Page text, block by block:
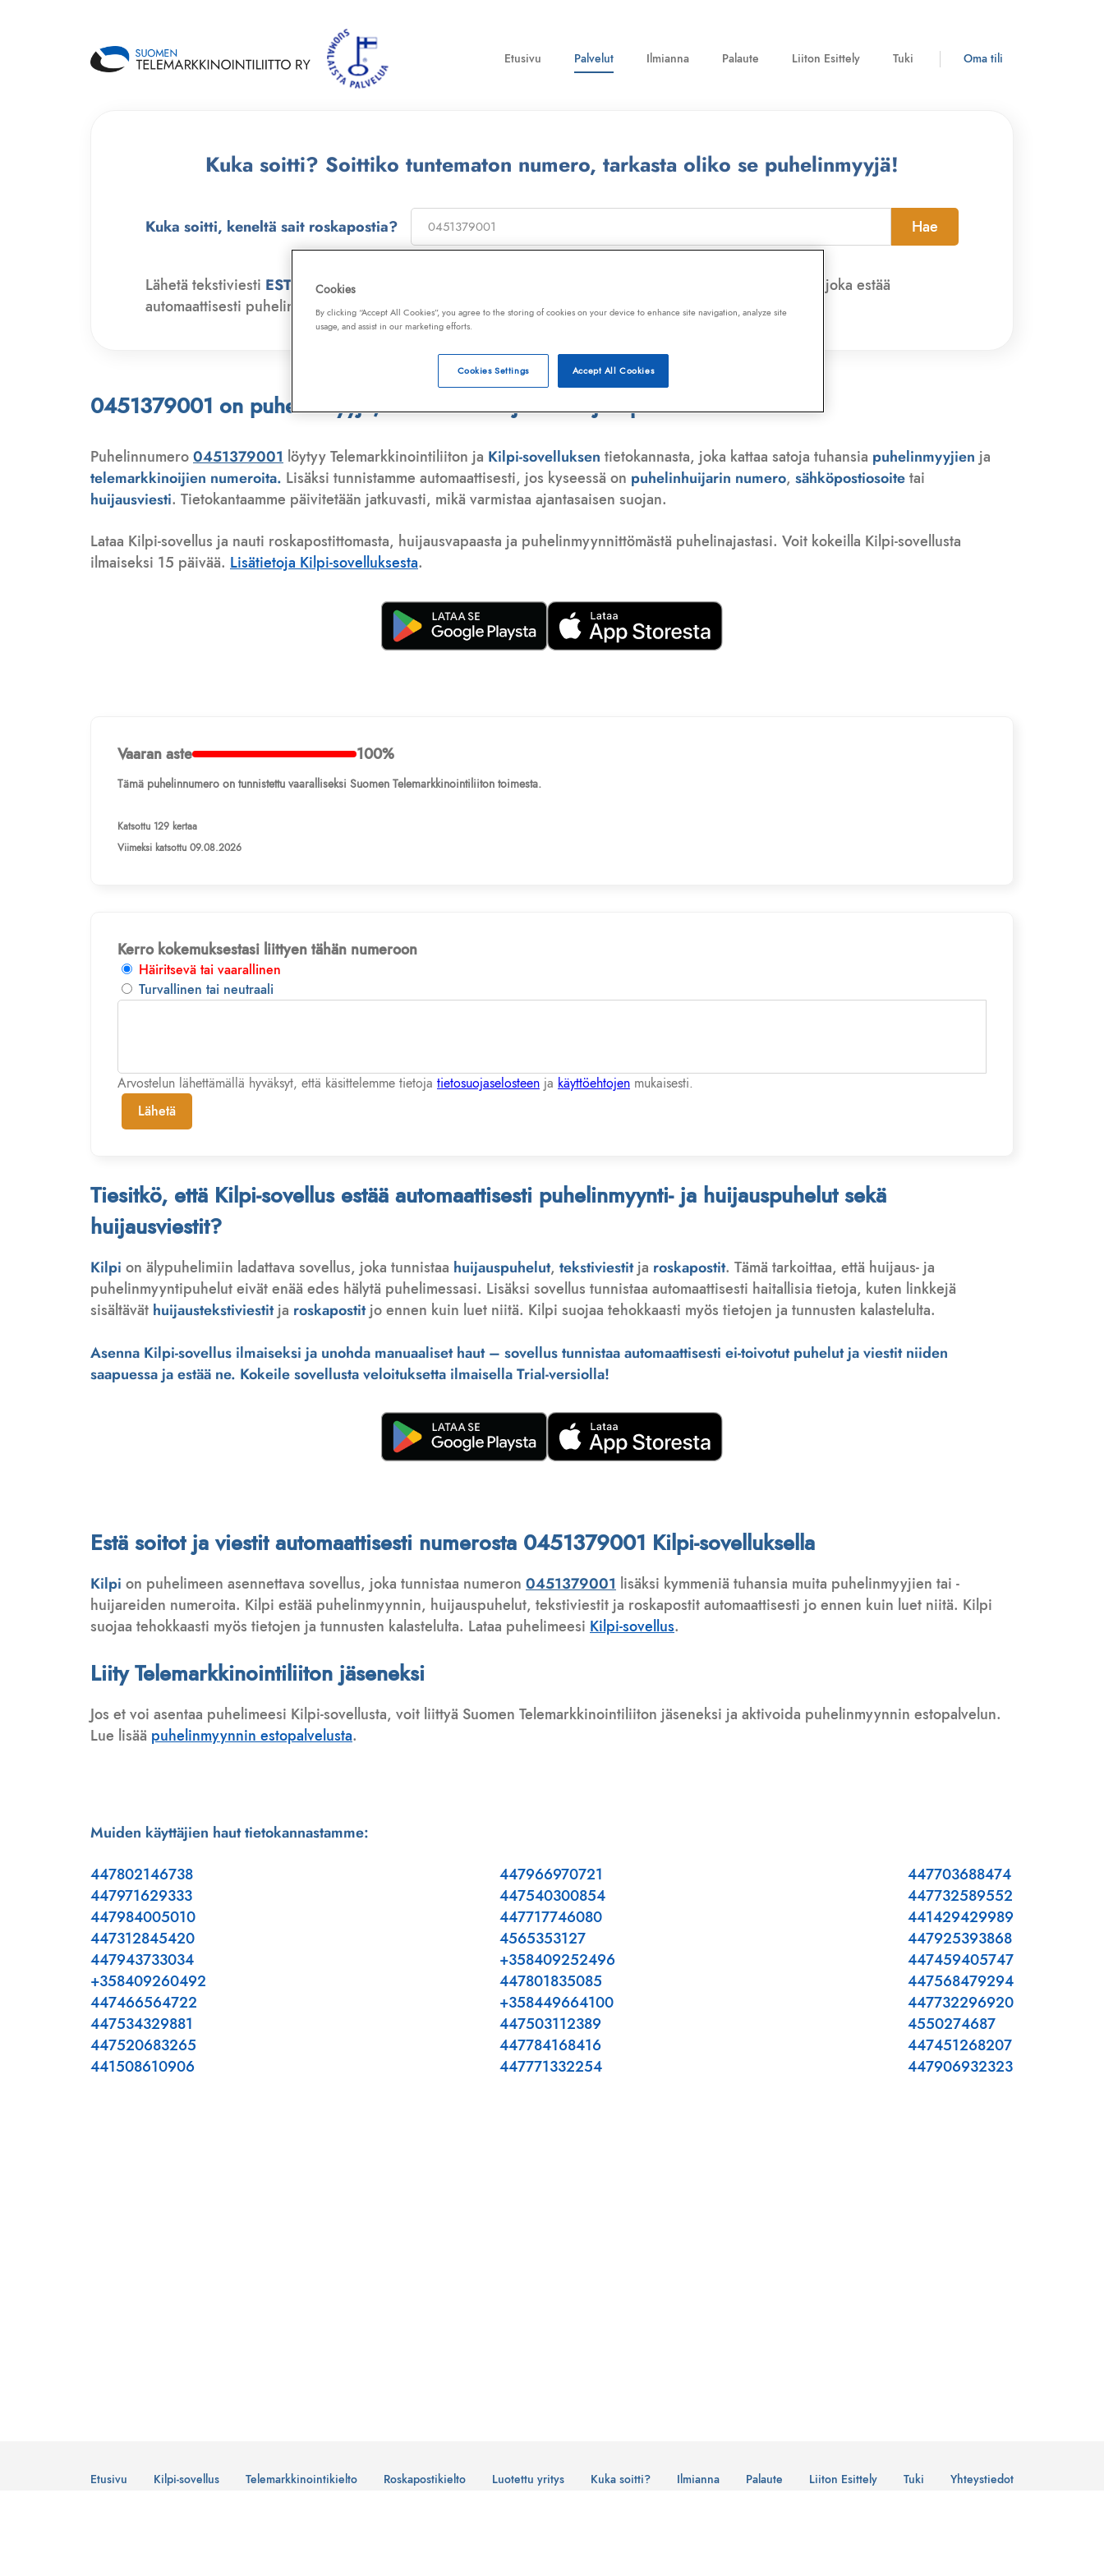
Etusivu Palvelut Ilmianna Palaute Liiton Esittely Tuki Oma tili
Kuka soitti? Soittiko tuntematon numero, tarkasta oliko se puhelinmyyjä!
Kuka soitti, keneltä sait roskapostia? Hae
Lähetä tekstiviesti ESTO numeroon
, niin saat laajan telemarkkinointikiellon ja Kilpi-sovelluksen, joka estää
automaattisesti puhelinmyyjien soitot, huijaussoitot, huijausviestit ja roskapostit.
0451379001 on puhelinmyyjä, telemarkkinoija tai huijauspuhelu
Puhelinnumero0451379001 löytyy Telemarkkinointiliiton ja Kilpi-sovelluksen tietokannasta, joka kattaa satoja tuhansia puhelinmyyjien ja
telemarkkinoijien numeroita. Lisäksi tunnistamme automaattisesti, jos kyseessä on puhelinhuijarin numero, sähköpostiosoitetai
huijausviesti. Tietokantaamme päivitetään jatkuvasti, mikä varmistaa ajantasaisen suojan.
Lataa Kilpi-sovellus ja nauti roskapostittomasta, huijausvapaasta ja puhelinmyynnittömästä puhelinajastasi. Voit kokeilla Kilpi-sovellusta
ilmaiseksi 15 päivää. Lisätietoja Kilpi-sovelluksesta.
Vaaran aste 100%
Tämä puhelinnumero on tunnistettu vaaralliseksi Suomen Telemarkkinointiliiton toimesta.
Katsottu 129 kertaa
Viimeksi katsottu 09.08.2026
Kerro kokemuksestasi liittyen tähän numeroon
Häiritsevä tai vaarallinen
Turvallinen tai neutraali
Arvostelun lähettämällä hyväksyt, että käsittelemme tietoja tietosuojaselosteen ja käyttöehtojen mukaisesti.
Lähetä
Tiesitkö, että Kilpi-sovellus estää automaattisesti puhelinmyynti- ja huijauspuhelut sekä
huijausviestit?
Kilpi on älypuhelimiin ladattava sovellus, joka tunnistaa huijauspuhelut, tekstiviestitja roskapostit. Tämä tarkoittaa, että huijaus- ja
puhelinmyyntipuhelut eivät enää edes hälytä puhelimessasi. Lisäksi sovellus tunnistaa automaattisesti haitallisia tietoja, kuten linkkejä
sisältävät huijaustekstiviestitja roskapostitjo ennen kuin luet niitä. Kilpi suojaa tehokkaasti myös tietojen ja tunnusten kalastelulta.
Asenna Kilpi-sovellus ilmaiseksi ja unohda manuaaliset haut – sovellus tunnistaa automaattisesti ei-toivotut puhelut ja viestit niiden
saapuessa ja estää ne. Kokeile sovellusta veloituksetta ilmaisella Trial-versiolla!
Estä soitot ja viestit automaattisesti numerosta 0451379001 Kilpi-sovelluksella
Kilpi on puhelimeen asennettava sovellus, joka tunnistaa numeron 0451379001 lisäksi kymmeniä tuhansia muita puhelinmyyjien tai -
huijareiden numeroita. Kilpi estää puhelinmyynnin, huijauspuhelut, tekstiviestit ja roskapostit automaattisesti jo ennen kuin luet niitä. Kilpi
suojaa tehokkaasti myös tietojen ja tunnusten kalastelulta. Lataa puhelimeesi Kilpi-sovellus.
Liity Telemarkkinointiliiton jäseneksi
Jos et voi asentaa puhelimeesi Kilpi-sovellusta, voit liittyä Suomen Telemarkkinointiliiton jäseneksi ja aktivoida puhelinmyynnin estopalvelun.
Lue lisää puhelinmyynnin estopalvelusta.
Muiden käyttäjien haut tietokannastamme:
447802146738
447971629333
447984005010
447312845420
447943733034
+358409260492
447466564722
447534329881
447520683265
441508610906
447966970721
447540300854
447717746080
4565353127
+358409252496
447801835085
+358449664100
447503112389
447784168416
447771332254
447703688474
447732589552
441429429989
447925393868
447459405747
447568479294
447732296920
4550274687
447451268207
447906932323
Etusivu Kilpi-sovellus Telemarkkinointikielto Roskapostikielto Luotettu yritys Kuka soitti? Ilmianna Palaute Liiton Esittely Tuki
Yhteystiedot
Cookies
By clicking “Accept All Cookies”, you agree to the storing of cookies on your device to enhance site navigation, analyze site
usage, and assist in our marketing efforts.
Accept All Cookies
Cookies Settings